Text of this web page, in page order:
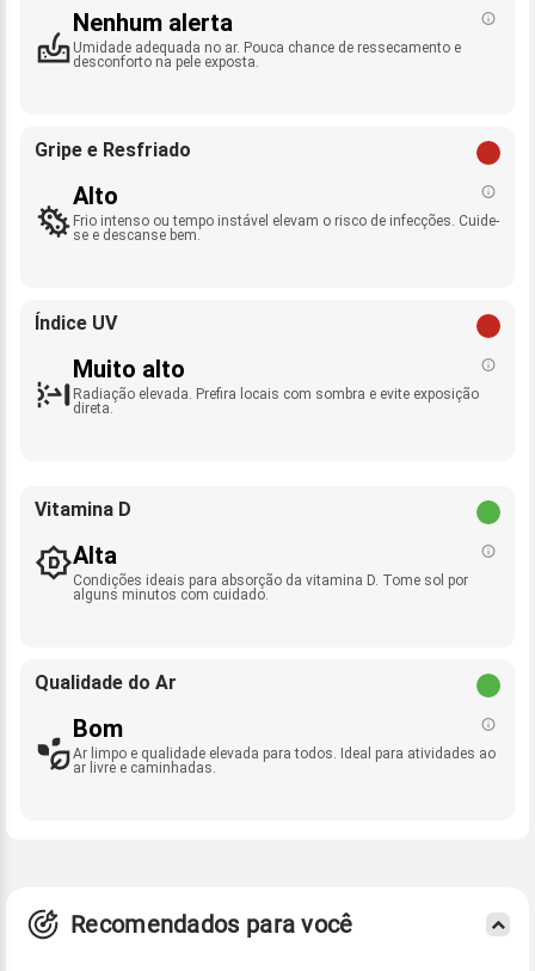
Nenhum alerta
Umidade adequada no ar. Pouca chance de ressecamento e
desconforto na pele exposta.
Gripe e Resfriado
Alto
Frio intenso ou tempo instável elevam o risco de infecções. Cuide-
se e descanse bem.
Índice UV
Muito alto
Radiação elevada. Prefira locais com sombra e evite exposição
direta.
Vitamina D
Alta
Condições ideais para absorção da vitamina D. Tome sol por
alguns minutos com cuidado.
Qualidade do Ar
Bom
Ar limpo e qualidade elevada para todos. Ideal para atividades ao
ar livre e caminhadas.
Recomendados para você